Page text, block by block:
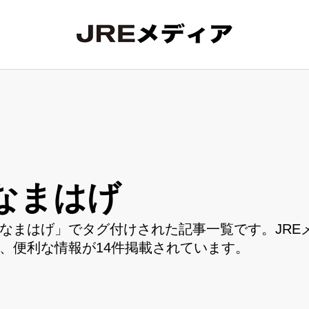
まはげ
まはげ」でタグ付けされた記事一覧です。
便利な情報が14件掲載されています。